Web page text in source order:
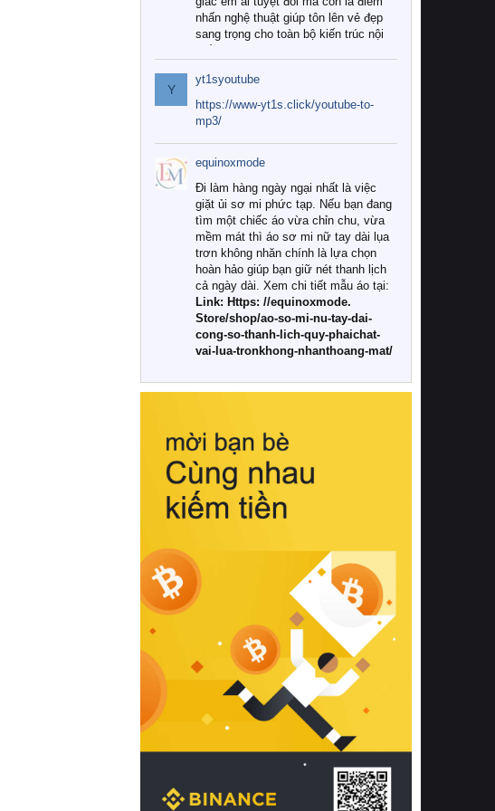
nhấn nghệ thuật giúp tôn lên vẻ đẹp
sang trọng cho toàn bộ kiến trúc nội
Tuy nhiên, giữa thị trường đa dạng
với vô vàn thương hiệu và mẫu mã
như hiện nay, làm thế nào để chọn
được những bộ chăn ga gối đệm cao
cấp thực sự chất lượng, phù hợp với
khí hậu và nhu cầu sử dụng của gia
đình? Hãy cùng chúng tôi đi tìm lời
giải đáp chi tiết qua bài viết dưới đây.
1. Tại sao các gia đình hiện đại lại ưa
chuộng chăn ga gối đệm cao cấp?
Khác với các dòng sản phẩm thông
thường, những bộ chăn ga gối đệm
cao cấp trải qua quy trình sản xuất
nghiêm ngặt từ khâu chọn lọc nguyên
liệu tự nhiên đến công nghệ dệt
nhuộm hiện đại không chứa hóa chất
này, bạn sẽ cảm nhận rõ rệt sự khác
hồi chuẩn xác của phần đệm nâng đỡ
cột sống.
Bên cạnh đó, việc lựa chọn các dòng
sản phẩm đạt chuẩn chất lượng quốc
tế còn giúp ngăn ngừa tình trạng kích
khuẩn và nấm mốc trong điều kiện
thời tiết nóng ẩm. Bạn có thể tìm hiểu
thêm các nghiên cứu khoa học về tác
động của giấc ngủ và môi trường
phòng ngủ đối với sức khỏe con
người tại Sleep Foundation (External
Link) để có cái nhìn toàn diện hơn.
2. Các tiêu chí vàng khi lựa chọn
chăn ga gối đệm cao cấp cho phòng
ngủ
Để sở hữu một bộ chăn ga gối đệm
cao cấp hoàn hảo cả về thẩm mỹ lẫn
công năng, người tiêu dùng cần cân
nhắc kỹ lưỡng các tiêu chí quan trọng
Y
yt1syoutube
https://www-yt1s.click/youtube-to-
mp3/
equinoxmode
Đi làm hàng ngày ngại nhất là việc
giặt ủi sơ mi phức tạp. Nếu bạn đang
tìm một chiếc áo vừa chỉn chu, vừa
mềm mát thì áo sơ mi nữ tay dài lụa
trơn không nhăn chính là lựa chọn
hoàn hảo giúp bạn giữ nét thanh lịch
cả ngày dài. Xem chi tiết mẫu áo tại:
Link: Https: //equinoxmode.
Store/shop/ao-so-mi-nu-tay-dai-
cong-so-thanh-lich-quy-phaichat-
vai-lua-tronkhong-nhanthoang-mat/